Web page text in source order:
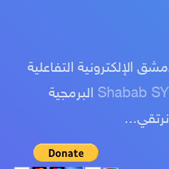
الإلكترونية التفاعلية
Shabab SY البرمجية